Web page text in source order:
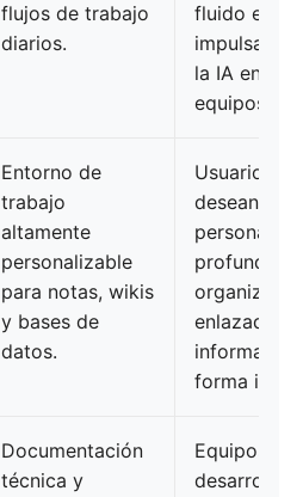
flujos de trabajo
diarios.
fluido e
impulsado
la IA entre
equipos.
Entorno de
trabajo
altamente
personalizable
para notas, wikis
y bases de
datos.
Usuarios
desean una
profunda
enlazado
forma
Documentación
técnica y
Equipos de
desarrollo